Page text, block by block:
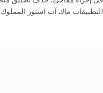
التطبيقات ماك آب استور